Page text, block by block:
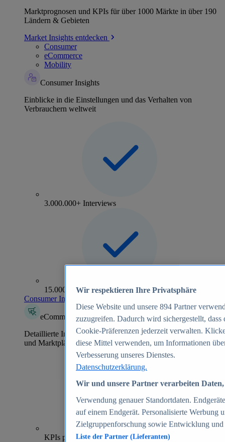
Marktprognosen und KPIs für über 1000 Märkte in über 190
Ländern & Gebieten
Market Insights entdecken
Consumer
eCommerce
Mobility
Consumer Insights
Einblicke in die Einstellungen und das Verhalten von
Verbrauchern weltweit
3.000.000+ Interviews
15.000+ Marken
Consumer Insights entdecken
eCommerce Insights
Detaillierte Informationen zu mehr als 39.000 Online-Shops
und Marktplätzen
70+
KPIs pro Shop
Wir respektieren Ihre Privatsphäre
Diese Website und unsere 894 Partner
zuzugreifen. Dadurch wird sichergestellt,
Cookie-Präferenzen jederzeit verwalten.
diese Mittel verwenden, um Informationen
Verbesserung unseres Dienstes.
Datenschutzerklärung.
Wir und unsere Partner verarbeiten
Verwendung genauer Standortdaten.
auf einem Endgerät. Personalisierte Werbung
Zielgruppenforschung sowie Entwicklung
Liste der Partner (Lieferanten)